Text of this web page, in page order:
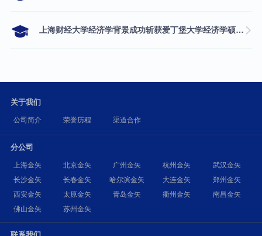
上海财经大学经济学背景成功斩获爱丁堡大学经济学硕士录取
关于我们
公司简介 荣誉历程 渠道合作
分公司
上海金矢 北京金矢 广州金矢 杭州金矢
武汉金矢
长沙金矢
长春金矢 哈尔滨金矢 大连金矢
郑州金矢
西安金矢
太原金矢 青岛金矢 衢州金矢
南昌金矢
佛山金矢
苏州金矢